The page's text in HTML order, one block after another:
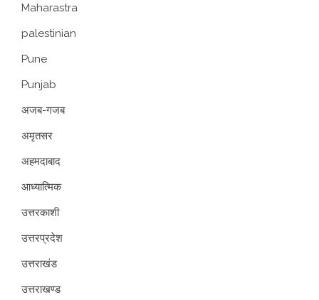
Maharastra
palestinian
Pune
Punjab
अजब-गजब
अमृतसर
अहमदाबाद
आध्यात्मिक
उत्तरकाशी
उत्तरप्रदेश
उत्तराखंड
उत्तराखण्ड